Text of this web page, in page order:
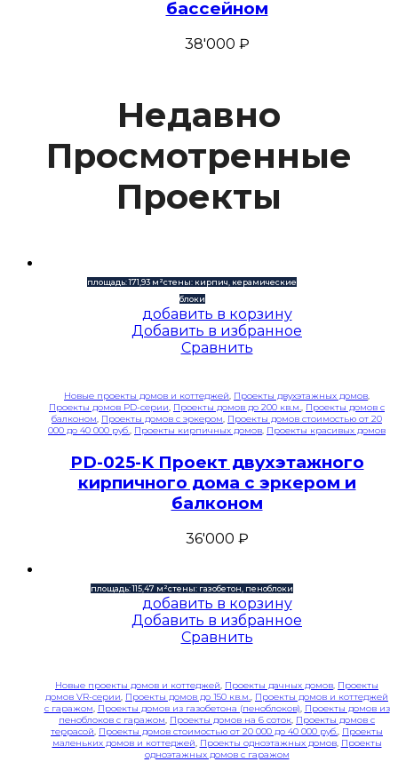
бассейном
38'000 ₽
Недавно
Просмотренные
Проекты
площадь: 171,93 м²стены: кирпич, керамические
блоки
добавить в корзину
Добавить в избранное
Сравнить
Новые проекты домов и коттеджей, Проекты двухэтажных домов,
Проекты домов PD-серии, Проекты домов до 200 кв.м., Проекты домов с
балконом, Проекты домов с эркером, Проекты домов стоимостью от 20
000 до 40 000 руб., Проекты кирпичных домов, Проекты красивых домов
PD-025-K Проект двухэтажного
кирпичного дома с эркером и
балконом
36'000 ₽
площадь: 115,47 м²стены: газобетон, пеноблоки
добавить в корзину
Добавить в избранное
Сравнить
Новые проекты домов и коттеджей, Проекты дачных домов, Проекты
домов VR-серии, Проекты домов до 150 кв.м., Проекты домов и коттеджей
с гаражом, Проекты домов из газобетона (пеноблоков), Проекты домов из
пеноблоков с гаражом, Проекты домов на 6 соток, Проекты домов с
террасой, Проекты домов стоимостью от 20 000 до 40 000 руб., Проекты
маленьких домов и коттеджей, Проекты одноэтажных домов, Проекты
одноэтажных домов с гаражом